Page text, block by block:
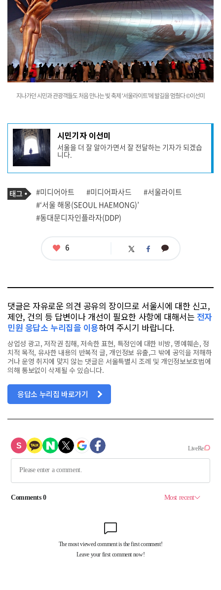
지나가던 시민과 관광객들도 처음 만나는 빛 축제 ‘서울라이트’에 발길을 멈췄다©이선미
기
사
작
성
자
프
필
시민기자 이선미
서울을 더 잘 알아가면서 잘 전달하는 기자가 되겠습
니다.
기
사
관
련
태
태
그
#미디어아트 #미디어파사드
#서울라이트
#‘서울 해몽(SEOUL HAEMONG)’
#동대문디자인플라자(DDP)
좋
6 트 페 카
댓글은 자유로운 의견 공유의 장이므로 서울시에 대한 신고,
제안, 건의 등 답변이나 개선이 필요한 사항에 대해서는 전자
민원 응답소 누리집을 이용하여 주시기 바랍니다.
상업성 광고, 저작권 침해, 저속한 표현, 특정인에 대한 비방, 명예훼손, 정
치적 목적, 유사한 내용의 반복적 글, 개인정보 유출,그 밖에 공익을 저해하
거나 운영 취지에 맞지 않는 댓글은 서울특별시 조례 및 개인정보보호법에
의해 통보없이 삭제될 수 있습니다.
응답소 누리집 바로가기